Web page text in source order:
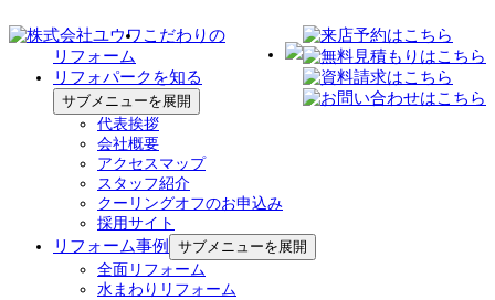
こだわりの
リフォーム
リフォパークを知る
サブメニューを展開
代表挨拶
会社概要
アクセスマップ
スタッフ紹介
クーリングオフのお申込み
採用サイト
リフォーム事例
サブメニューを展開
全面リフォーム
水まわりリフォーム